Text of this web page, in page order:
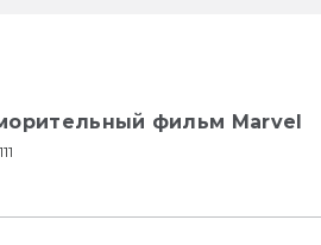
фильм Marvel